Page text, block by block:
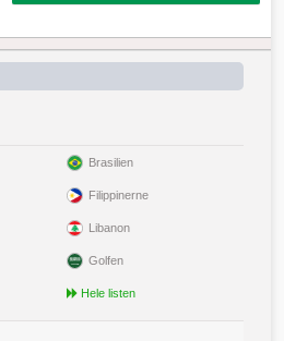
Brasilien
Filippinerne
Libanon
Golfen
Hele listen